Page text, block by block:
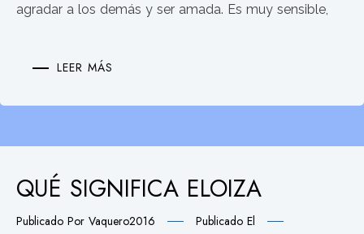
agradar a los demás y ser amada. Es muy sensible,
LEER MÁS
QUÉ SIGNIFICA ELOIZA
Publicado Por Vaquero2016
Publicado El